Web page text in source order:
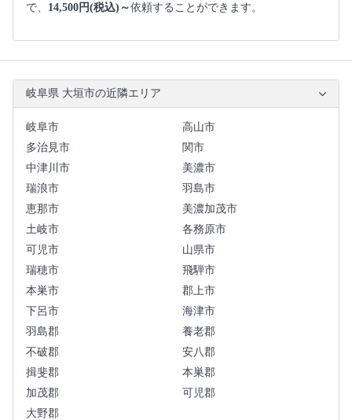
で、 14,500円(税込)～依頼することができます。
岐阜県 大垣市の近隣エリア
岐阜市
高山市
多治見市
関市
中津川市
美濃市
瑞浪市
羽島市
恵那市
美濃加茂市
土岐市
各務原市
可児市
山県市
瑞穂市
飛騨市
本巣市
郡上市
下呂市
海津市
羽島郡
養老郡
不破郡
安八郡
揖斐郡
本巣郡
加茂郡
可児郡
大野郡